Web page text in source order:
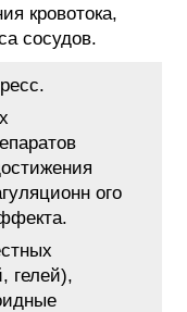
кровотока,
сосудов.
ого
гелей),